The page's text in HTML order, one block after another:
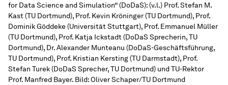
for Data Science and Simulation“ (DoDaS): (v.l.) Prof. Stefan M.
Kast (TU Dortmund), Prof. Kevin Kröninger (TU Dortmund), Prof.
Dominik Göddeke (Universität Stuttgart), Prof. Emmanuel Müller
(TU Dortmund), Prof. Katja Ickstadt (DoDaS Sprecherin, TU
Dortmund), Dr. Alexander Munteanu (DoDaS-Geschäftsführung,
TU Dortmund), Prof. Kristian Kersting (TU Darmstadt), Prof.
Stefan Turek (DoDaS Sprecher, TU Dortmund) und TU-Rektor
Prof. Manfred Bayer. Bild: Oliver Schaper/TU Dortmund